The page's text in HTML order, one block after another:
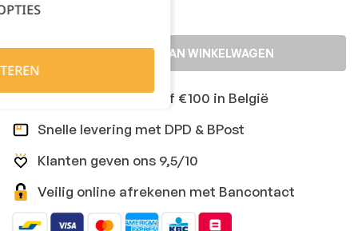
TOEVOEGEN AAN WINKELWAGEN
Gratis levering vanaf €100 in België
Snelle levering met DPD & BPost
Klanten geven ons 9,5/10
Veilig online afrekenen met Bancontact